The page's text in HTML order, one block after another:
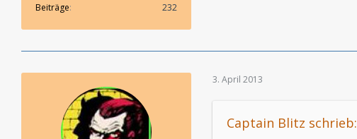
Beiträge 232
3. April 2013
Captain Blitz schrieb: